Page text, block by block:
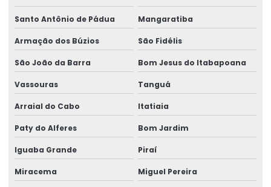
Malha pop preço
Perfil metálico i
Perfil metálico u
Perfil metálico w valor
Perfil pudc
Perfis metálicos
Perfis metálicos gerdau
Perfis metálicos para pilares
Santo Antônio de Pádua Mangaratiba
Armação dos Búzios São Fidélis
São João da Barra Bom Jesus do Itabapoana
Vassouras Tanguá
Arraial do Cabo Itatiaia
Paty do Alferes Bom Jardim
Iguaba Grande Piraí
Miracema Miguel Pereira